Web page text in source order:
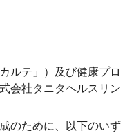
ルテ」）及び健康プロ
会社タニタヘルスリン
のために、以下のいず